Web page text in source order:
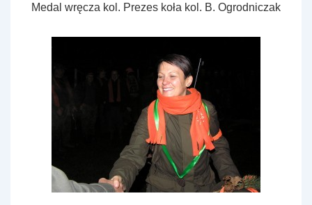
Medal wręcza kol. Prezes koła kol. B. Ogrodniczak